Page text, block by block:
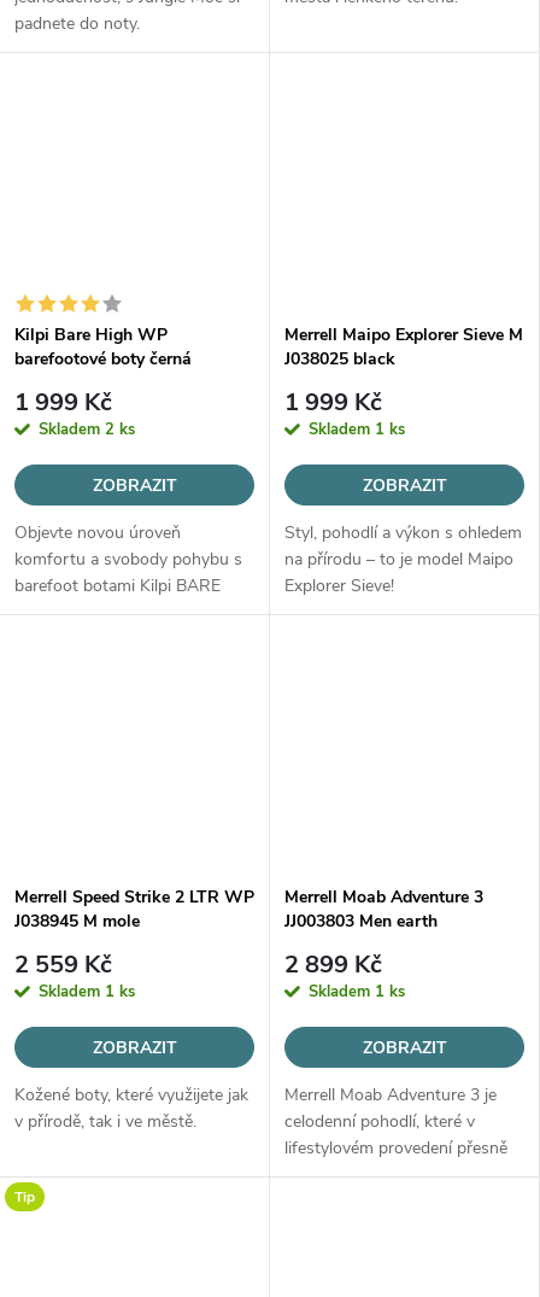
padnete do noty.
Kilpi Bare High WP
barefootové boty černá
1 999 Kč
Skladem 2 ks
ZOBRAZIT
Objevte novou úroveň
komfortu a svobody pohybu s
barefoot botami Kilpi BARE
HIGH WP.
Merrell Maipo Explorer Sieve M
J038025 black
1 999 Kč
Skladem 1 ks
ZOBRAZIT
Styl, pohodlí a výkon s ohledem
na přírodu – to je model Maipo
Explorer Sieve!
Merrell Speed Strike 2 LTR WP
J038945 M mole
2 559 Kč
Skladem 1 ks
ZOBRAZIT
Kožené boty, které využijete jak
v přírodě, tak i ve městě.
Merrell Moab Adventure 3
JJ003803 Men earth
2 899 Kč
Skladem 1 ks
ZOBRAZIT
Merrell Moab Adventure 3 je
celodenní pohodlí, které v
lifestylovém provedení přesně
jako u oblíbeného modelu Moab
Tip